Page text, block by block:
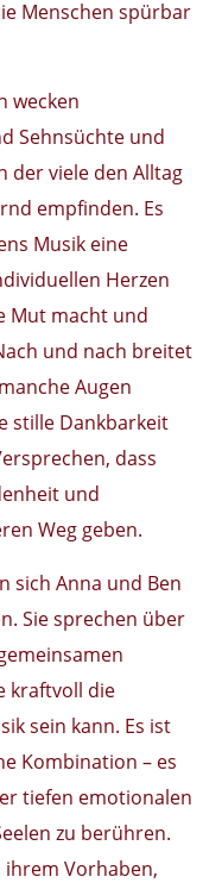
Menschen spürbar
wecken
Sehnsüchte und
der viele den Alltag
empfinden. Es
Musik eine
Herzen
Mut macht und
und nach breitet
Augen
stille Dankbarkeit
dass
und
Weg geben.
sich Anna und Ben
Sie sprechen über
kraftvoll die
sein kann. Es ist
Kombination – es
tiefen emotionalen
zu berühren.
ihrem Vorhaben,